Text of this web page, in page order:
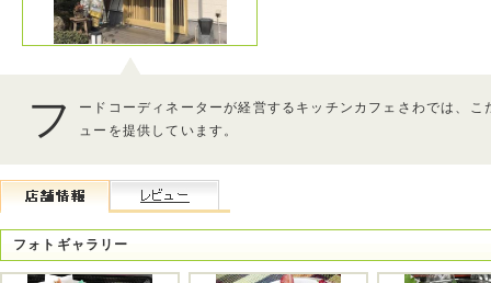
フ
ードコーディネーターが経営するキッチンカフェさわでは、
ューを提供しています。
フォトギャラリー